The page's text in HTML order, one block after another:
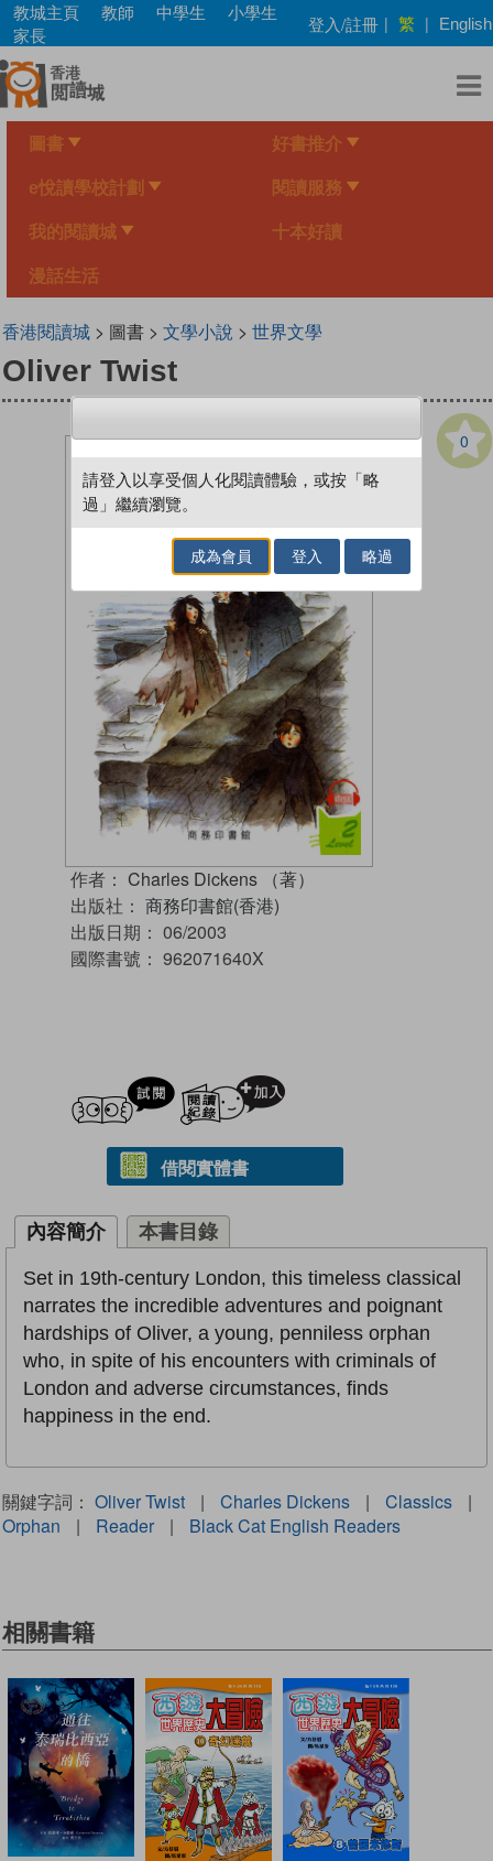
Skip
main
content
教城主頁 教師 中學生
小學生
家長
登入/註冊 | 繁 | English
圖書 好書推介
e悅讀學校計劃 閱讀服務
我的閱讀城 十本好讀
漫話生活
香港閱讀城> 圖書 > 文學小說 > 世界文學
Oliver Twist
0
作者： Charles Dickens （著）
出版社： 商務印書館(香港)
出版日期： 06/2003
國際書號： 962071640X
試閲
借閱實體書
內容簡介 本書目錄
Set in 19th-century London, this timeless classical
narrates the incredible adventures and poignant
hardships of Oliver, a young, penniless orphan
who, in spite of his encounters with criminals of
London and adverse circumstances, finds
happiness in the end.
關鍵字詞： Oliver Twist | Charles Dickens | Classics
|
Orphan
| Reader | Black Cat English Readers
相關書籍
請登入以享受個人化閱讀體驗，或按「略
過」繼續瀏覽。
成為會員 登入 略過